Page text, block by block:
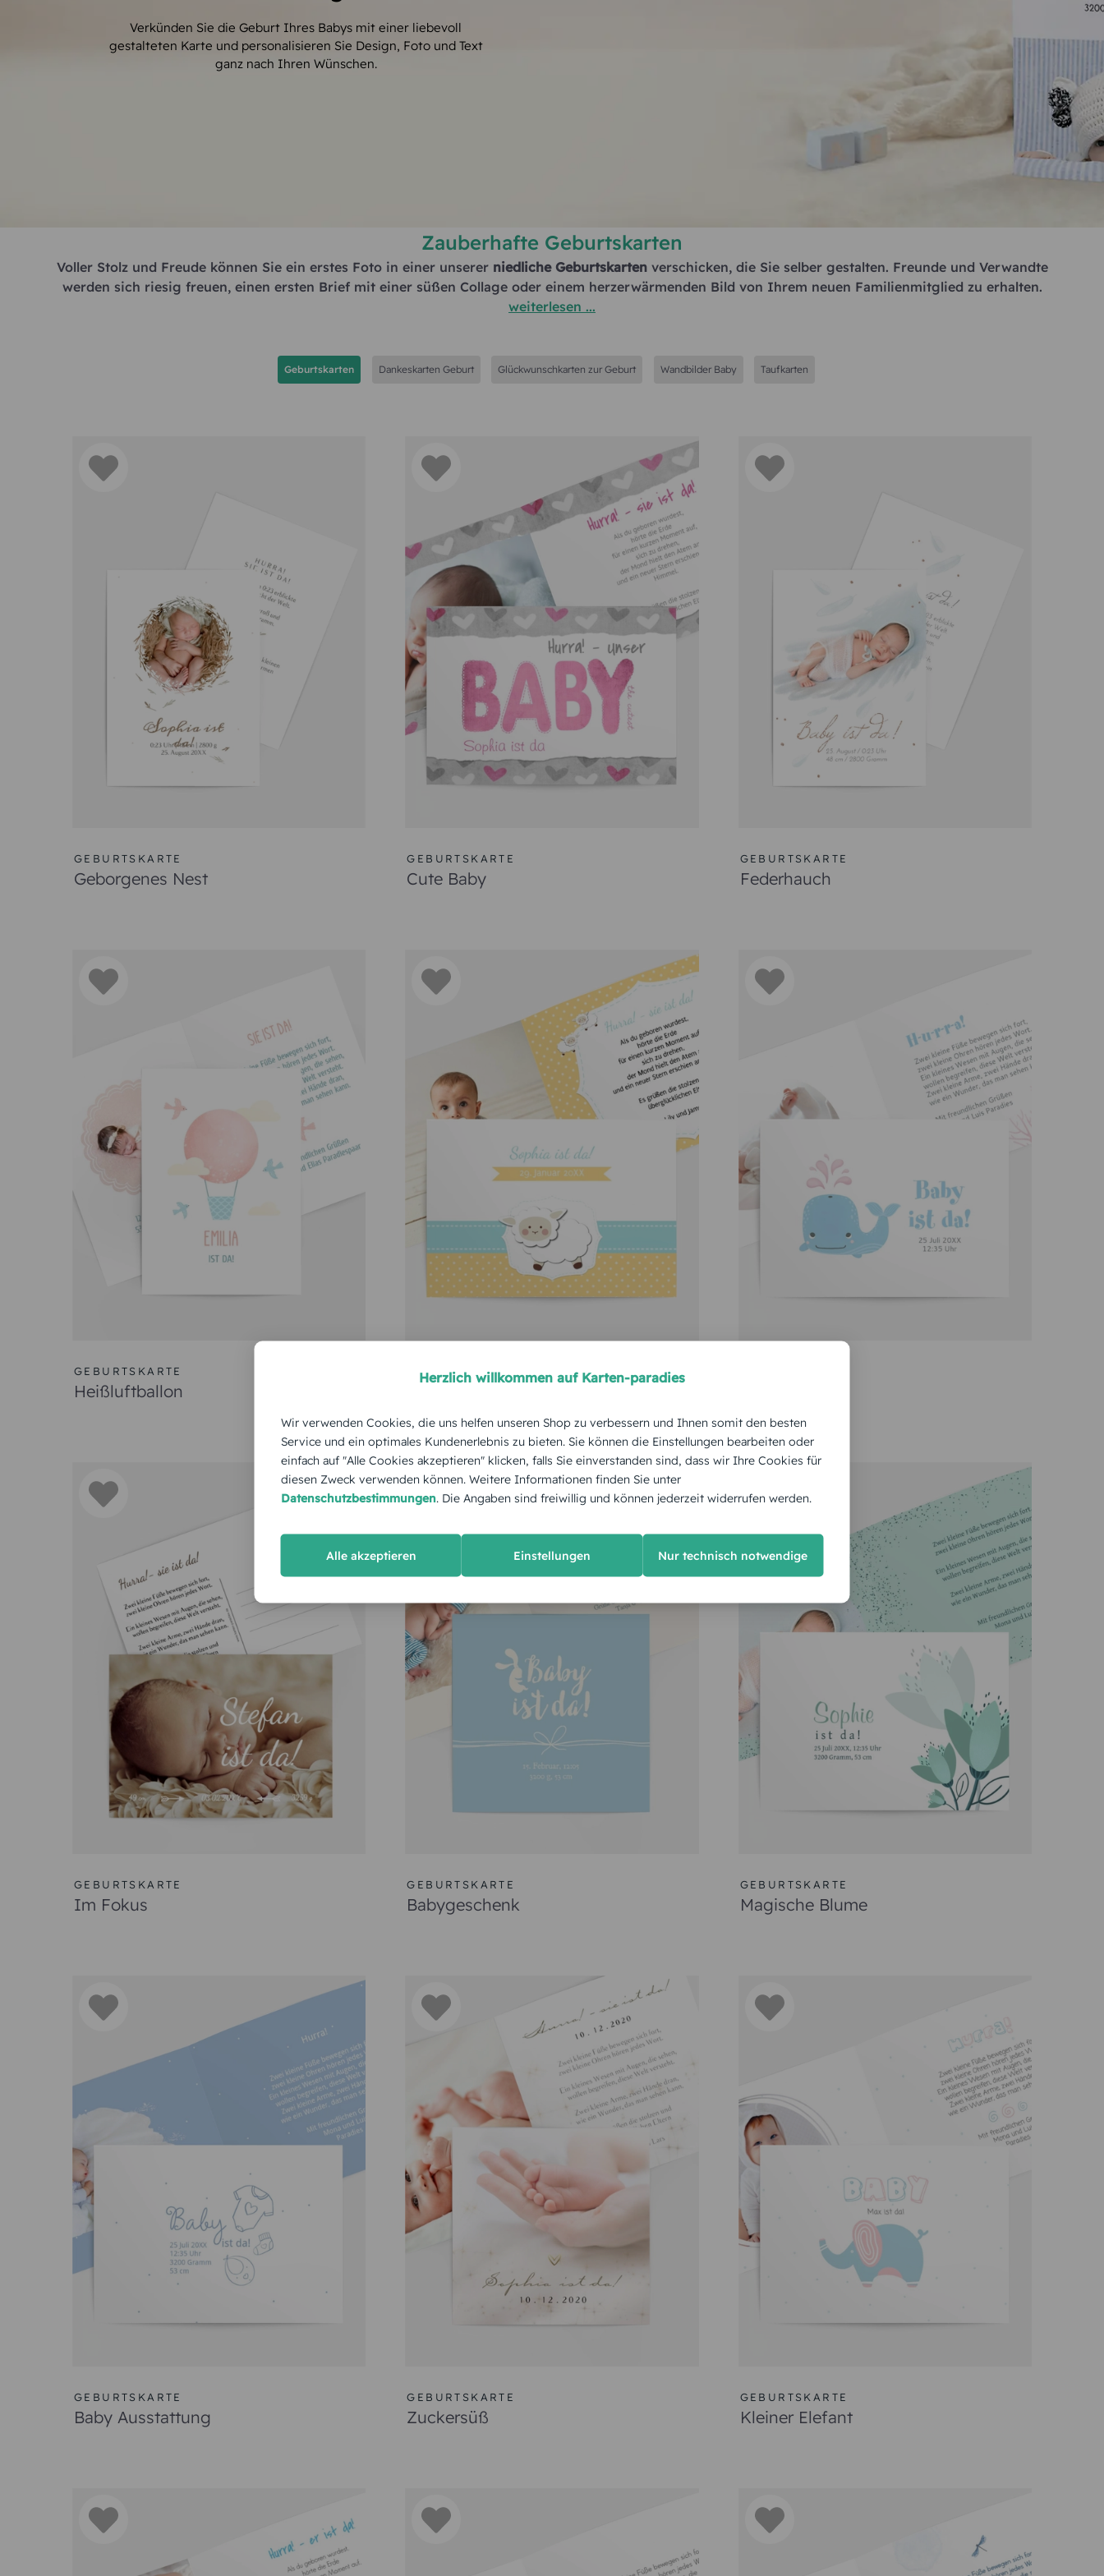
Verkünden Sie die Geburt Ihres Babys mit einer liebevoll
gestalteten Karte und personalisieren Sie Design, Foto und Text
ganz nach Ihren Wünschen.
Zauberhafte Geburtskarten
Voller Stolz und Freude können Sie ein erstes Foto in einer unserer niedliche Geburtskartenverschicken, die Sie selber gestalten. Freunde und Verwandte
werden sich riesig freuen, einen ersten Brief mit einer süßen Collage oder einem herzerwärmenden Bild von Ihrem neuen Familienmitglied zu erhalten.
weiterlesen ...
Geburtskarten Dankeskarten Geburt Glückwunschkarten zur Geburt Wandbilder Baby Taufkarten
GEBURTSKARTE
Geborgenes Nest
GEBURTSKARTE
Cute Baby
GEBURTSKARTE
Federhauch
GEBURTSKARTE
Heißluftballon
GEBURTSKARTE
GEBURTSKARTE
Im Fokus
GEBURTSKARTE
Babygeschenk
GEBURTSKARTE
Magische Blume
GEBURTSKARTE
Baby Ausstattung
GEBURTSKARTE
Zuckersüß
GEBURTSKARTE
Kleiner Elefant
Herzlich willkommen auf Karten-paradies
Wir verwenden Cookies, die uns helfen unseren Shop zu verbessern und Ihnen somit den besten
Service und ein optimales Kundenerlebnis zu bieten. Sie können die Einstellungen bearbeiten oder
einfach auf "Alle Cookies akzeptieren" klicken, falls Sie einverstanden sind, dass wir Ihre Cookies für
diesen Zweck verwenden können. Weitere Informationen finden Sie unter
Datenschutzbestimmungen. Die Angaben sind freiwillig und können jederzeit widerrufen werden.
Alle akzeptieren Einstellungen Nur technisch notwendige